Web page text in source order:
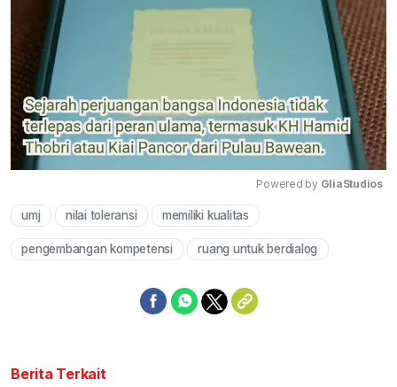
Powered by GliaStudios
umj nilai toleransi memiliki kualitas
pengembangan kompetensi ruang untuk berdialog
Berita Terkait